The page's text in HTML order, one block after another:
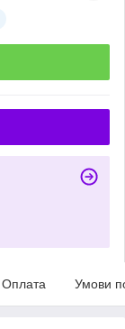
Оплата Умови